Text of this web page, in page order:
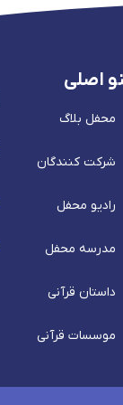
اصلی
محفل بلاگ
شرکت کنندگان
رادیو محفل
مدرسه محفل
داستان قرآنی
موسسات قرآنی